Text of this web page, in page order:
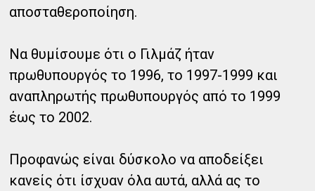
αποσταθεροποίηση.
Να θυμίσουμε ότι ο Γιλμάζ ήταν
πρωθυπουργός το 1996, το 1997-1999 και
αναπληρωτής πρωθυπουργός από το 1999
έως το 2002.
Προφανώς είναι δύσκολο να αποδείξει
κανείς ότι ίσχυαν όλα αυτά, αλλά ας το